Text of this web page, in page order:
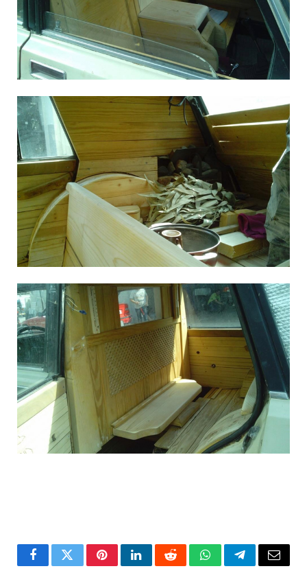
FacebookTwitterPinterestLinkedInRedditWhatsAppTelegramEmail